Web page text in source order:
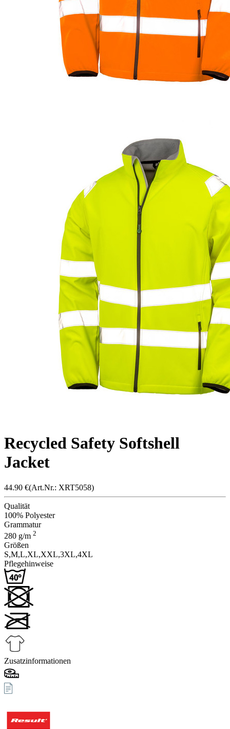
Recycled Safety Softshell
Jacket
44.90 €(Art.Nr.: XRT5058)
Qualität
100% Polyester
Grammatur
280 g/m 2
Größen
S,M,L,XL,XXL,3XL,4XL
Pflegehinweise
Zusatzinformationen